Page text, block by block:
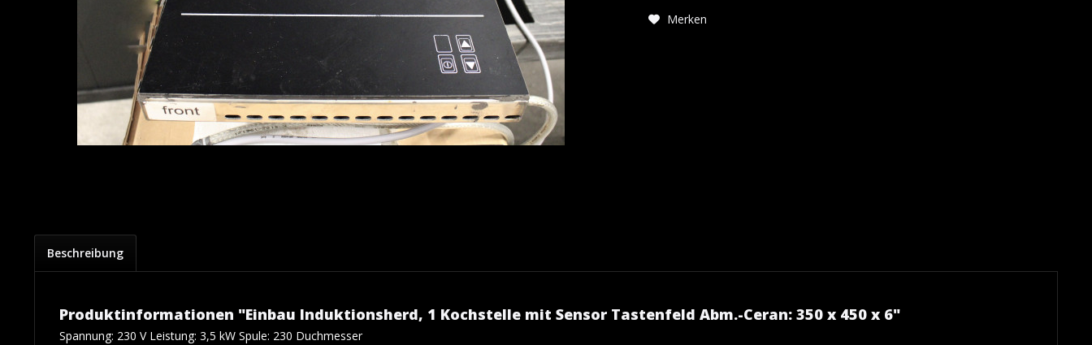
Merken
Beschreibung
Produktinformationen "Einbau Induktionsherd, 1 Kochstelle mit Sensor Tastenfeld Abm.-Ceran: 350 x 450 x 6"
Spannung: 230 V Leistung: 3,5 kW Spule: 230 Duchmesser